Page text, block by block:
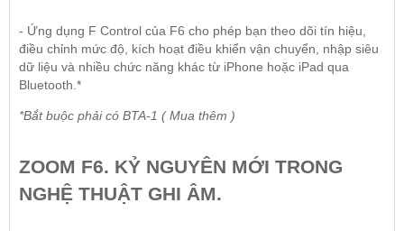
- Ứng dụng F Control của F6 cho phép bạn theo dõi tín hiệu,
điều chỉnh mức độ, kích hoạt điều khiển vận chuyển, nhập siêu
dữ liệu và nhiều chức năng khác từ iPhone hoặc iPad qua
Bluetooth.*
*Bắt buộc phải có BTA-1 ( Mua thêm )
ZOOM F6. KỶ NGUYÊN MỚI TRONG
NGHỆ THUẬT GHI ÂM.